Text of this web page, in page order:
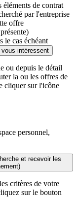
éléments de contrat
par l'entreprise
offre
le cas échéant
intéressent
ou depuis le détail
la ou les offres de
cliquer sur l'icône
personnel,
et recevoir les
critères de votre
sur le bouton